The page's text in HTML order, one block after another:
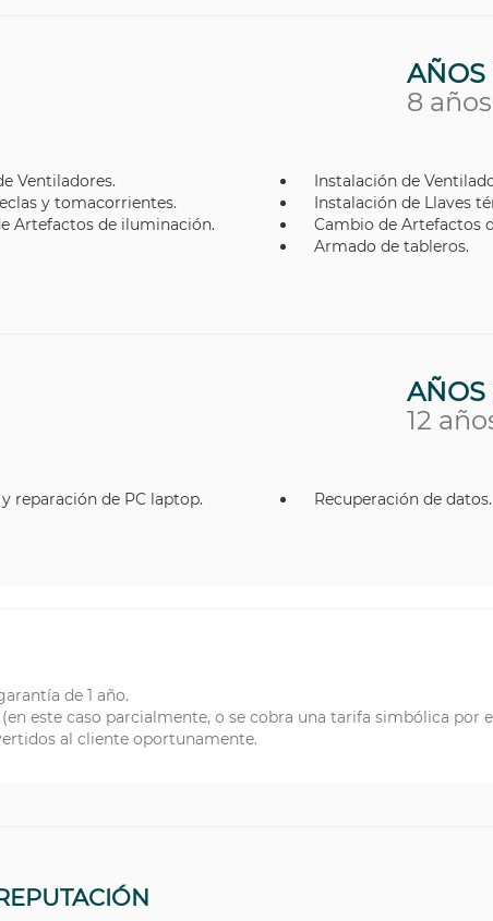
AÑOS
8 años
Ventiladores.
Instalación de
y tomacorrientes.
Instalación de Llaves
Artefactos de iluminación.
Cambio de Artefactos
Armado de tableros.
AÑOS
12
reparación de PC laptop.
Recuperación de datos.
de 1 año.
este caso parcialmente, o se cobra una tarifa simbólica por
al cliente oportunamente.